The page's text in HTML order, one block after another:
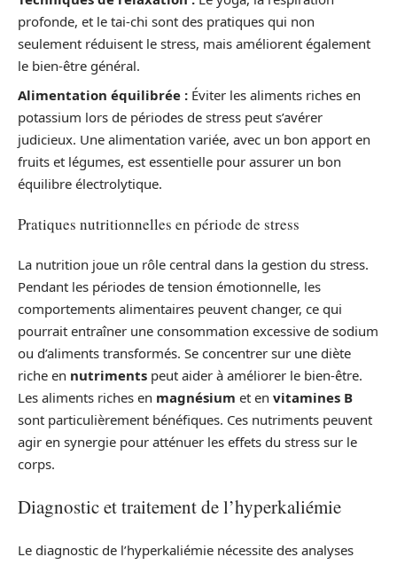
profonde, et le tai-chi sont des pratiques qui non
seulement réduisent le stress, mais améliorent également
le bien-être général.
Alimentation équilibrée : Éviter les aliments riches en
potassium lors de périodes de stress peut s’avérer
judicieux. Une alimentation variée, avec un bon apport en
fruits et légumes, est essentielle pour assurer un bon
équilibre électrolytique.
Pratiques nutritionnelles en période de stress
La nutrition joue un rôle central dans la gestion du stress.
Pendant les périodes de tension émotionnelle, les
comportements alimentaires peuvent changer, ce qui
pourrait entraîner une consommation excessive de sodium
ou d’aliments transformés. Se concentrer sur une diète
riche en nutriments peut aider à améliorer le bien-être.
Les aliments riches en magnésium et en vitamines B
sont particulièrement bénéfiques. Ces nutriments peuvent
agir en synergie pour atténuer les effets du stress sur le
corps.
Diagnostic et traitement de l’hyperkaliémie
Le diagnostic de l’hyperkaliémie nécessite des analyses